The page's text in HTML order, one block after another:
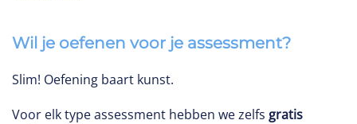
Wil je oefenen voor je assessment?
Slim! Oefening baart kunst.
Voor elk type assessment hebben we zelfs gratis